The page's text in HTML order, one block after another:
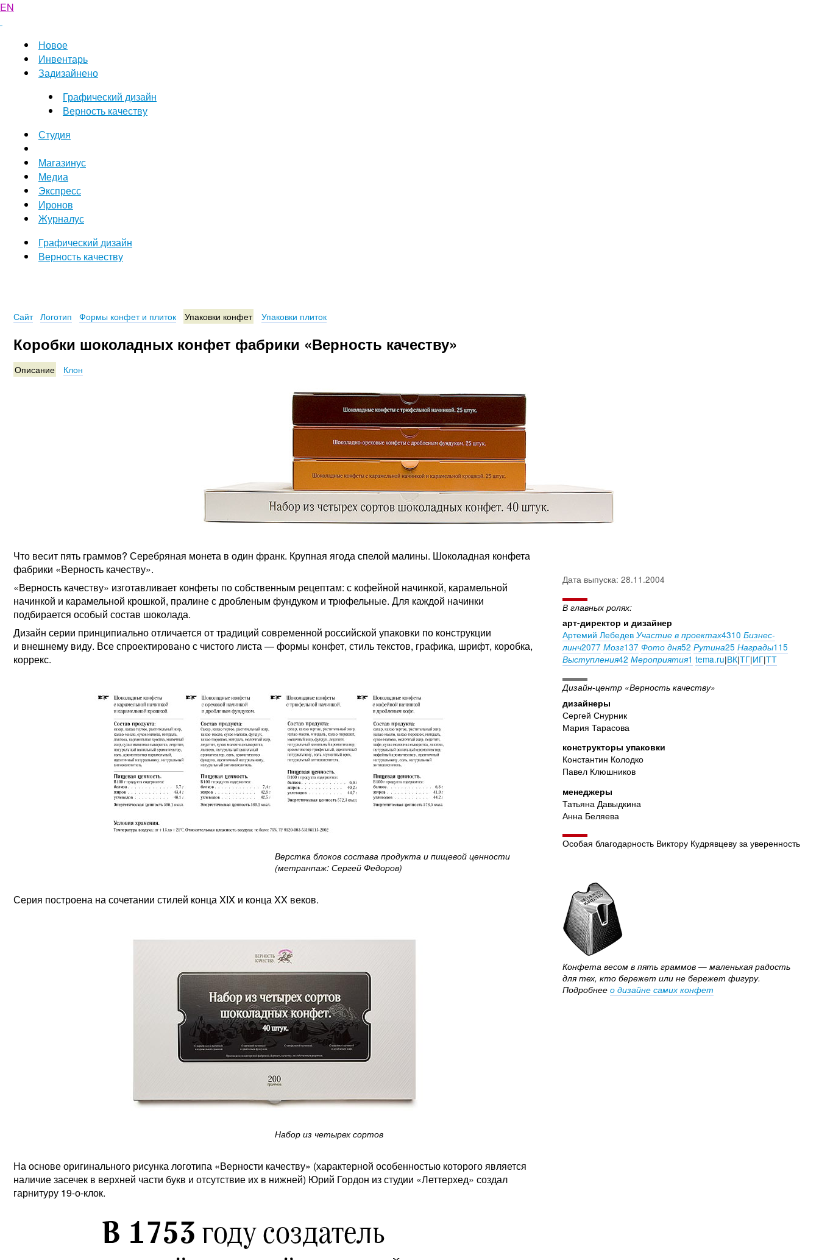
EN
Новое
Инвентарь
Задизайнено
Графический дизайн
Верность качеству
Студия
Магазинус
Медиа
Экспресс
Иронов
Журналус
Графический дизайн
Верность качеству
Сайт Логотип Формы конфет и плиток Упаковки конфет Упаковки плиток
Коробки шоколадных конфет фабрики «Верность качеству»
Описание Клон
Что весит пять граммов? Серебряная монета в один франк. Крупная ягода спелой малины. Шоколадная конфета
фабрики «Верность качеству».
«Верность качеству» изготавливает конфеты по собственным рецептам: с кофейной начинкой, карамельной
начинкой и карамельной крошкой, пралине с дробленым фундуком и трюфельные. Для каждой начинки
подбирается особый состав шоколада.
Дизайн серии принципиально отличается от традиций современной российской упаковки по конструкции
и внешнему виду. Все спроектировано с чистого листа — формы конфет, стиль текстов, графика, шрифт, коробка,
коррекс.
Верстка блоков состава продукта и пищевой ценности
(метранпаж: Сергей Федоров)
Серия построена на сочетании стилей конца XIX и конца XX веков.
Набор из четырех сортов
На основе оригинального рисунка логотипа «Верности качеству» (характерной особенностью которого является
наличие засечек в верхней части букв и отсутствие их в нижней) Юрий Гордон из студии «Леттерхед» создал
гарнитуру 19-о-клок.
Дата выпуска: 28.11.2004
В главных ролях:
арт-директор и дизайнер
Артемий Лебедев Участие в проектах4310 Бизнес-
линч2077 Мозг137 Фото дня52 Рутина25 Награды115
Выступления42 Мероприятия1 tema.ru|ВК|ТГ|ИГ|ТТ
Дизайн-центр «Верность качеству»
дизайнеры
Сергей Снурник
Мария Тарасова
конструкторы упаковки
Константин Колодко
Павел Клюшников
менеджеры
Татьяна Давыдкина
Анна Беляева
Особая благодарность Виктору Кудрявцеву за уверенность
Конфета весом в пять граммов — маленькая радость
для тех, кто бережет или не бережет фигуру.
Подробнее о дизайне самих конфет